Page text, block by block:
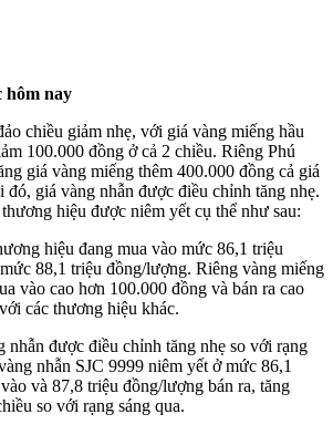
hôm nay
chiều giảm nhẹ, với giá vàng miếng hầu
100.000 đồng ở cả 2 chiều. Riêng Phú
giá vàng miếng thêm 400.000 đồng cả giá
đó, giá vàng nhẫn được điều chỉnh tăng nhẹ.
hiệu được niêm yết cụ thể như sau:
hiệu đang mua vào mức 86,1 triệu
88,1 triệu đồng/lượng. Riêng vàng miếng
vào cao hơn 100.000 đồng và bán ra cao
các thương hiệu khác.
nhẫn được điều chỉnh tăng nhẹ so với rạng
nhẫn SJC 9999 niêm yết ở mức 86,1
và 87,8 triệu đồng/lượng bán ra, tăng
so với rạng sáng qua.